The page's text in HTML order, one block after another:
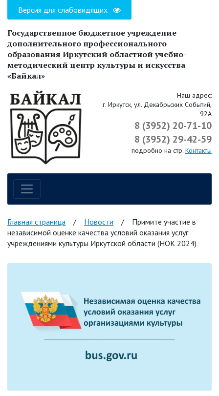
Версия для слабовидящих
Государственное бюджетное учреждение
дополнительного профессионального
образования Иркутский областной учебно-
методический центр культуры и искусства
«Байкал»
Наш адрес:
г. Иркутск, ул. Декабрьских Событий,
92А
8 (3952) 20-71-10
8 (3952) 29-42-59
подробно на стр. Контакты
Навигация по сайту
Главная страница / Новости /
Примите участие в
независимой оценке качества условий оказания услуг
учреждениями культуры Иркутской области (НОК 2024)